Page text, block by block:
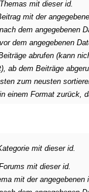
mit dieser id.
mit der
dem angegebenen
dem angegebenen
abrufen (kann
ab dem Beiträge
zum neusten
einem Format zurück,
mit dieser id.
mit dieser id.
mit der angegebenen